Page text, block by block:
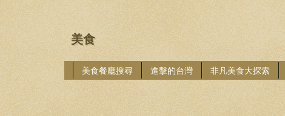
美食
美食餐廳搜尋 進擊的台灣 非凡美食大探索